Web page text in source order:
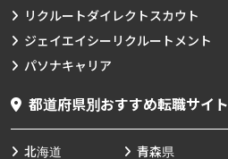
リクルートダイレクトスカウト
ジェイエイシーリクルートメント
パソナキャリア
都道府県別おすすめ転職サイト
北海道 青森県